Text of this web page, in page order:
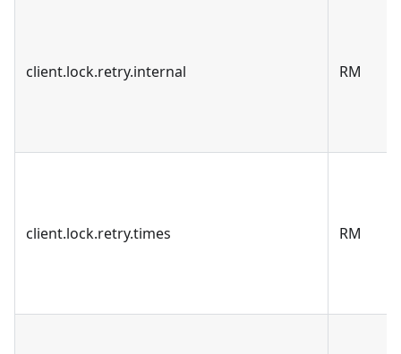
client.lock.retry.internal RM
client.lock.retry.times RM